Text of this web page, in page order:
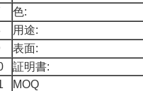
色:
用途:
表面:
証明書:
MOQ